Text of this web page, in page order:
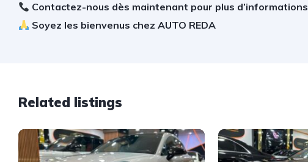
Contactez-nous dès maintenant pour plus d’informations
Soyez les bienvenus chez AUTO REDA
Related listings